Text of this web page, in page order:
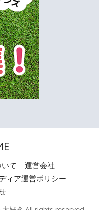
て
運営会社
ィア運営ポリシー